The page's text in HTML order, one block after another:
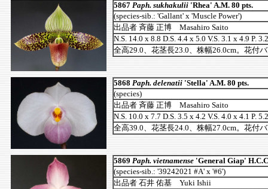
5867 Paph. sukhakulii 'Rhea' A.M. 80 pts.
(species-sib.: 'Gallant' x 'Muscle Power')
出品者 斉藤 正博 Masahiro Saito
N.S. 14.0 x 8.8 D.S. 4.4 x 5.0 V.S. 3.1 x 4.9 P.
全高29.0、花茎長23.0、株幅26.0cm。花付
5868 Paph. delenatii 'Stella' A.M. 80 pts.
(species)
出品者 斉藤 正博 Masahiro Saito
N.S. 10.0 x 7.7 D.S. 3.5 x 4.2 V.S. 4.0 x 4.1 P.
全高39.0、花茎長24.0、株幅27.0cm。花付
5869 Paph. vietnamense 'General Giap'
(species-sib.: '39242021 #A' x '#6')
出品者 石井 佑基 Yuki Ishii